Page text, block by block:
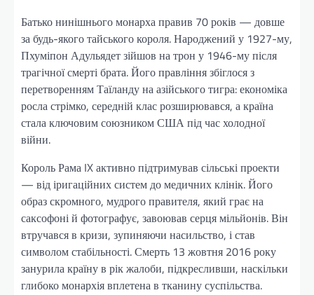
Батько нинішнього монарха правив 70 років — довше
за будь-якого тайського короля. Народжений у 1927-му,
Пхуміпон Адульядет зійшов на трон у 1946-му після
трагічної смерті брата. Його правління збіглося з
перетворенням Таїланду на азійського тигра: економіка
росла стрімко, середній клас розширювався, а країна
стала ключовим союзником США під час холодної
війни.
Король Рама IX активно підтримував сільські проекти
— від іригаційних систем до медичних клінік. Його
образ скромного, мудрого правителя, який грає на
саксофоні й фотографує, завоював серця мільйонів. Він
втручався в кризи, зупиняючи насильство, і став
символом стабільності. Смерть 13 жовтня 2016 року
занурила країну в рік жалоби, підкресливши, наскільки
глибоко монархія вплетена в тканину суспільства.